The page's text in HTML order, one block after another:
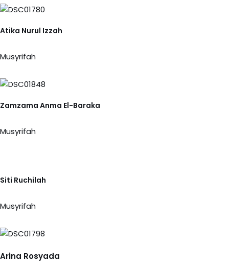
Atika Nurul Izzah
Musyrifah
Zamzama Anma El-Baraka
Musyrifah
Siti Ruchilah
Musyrifah
Arina Rosyada